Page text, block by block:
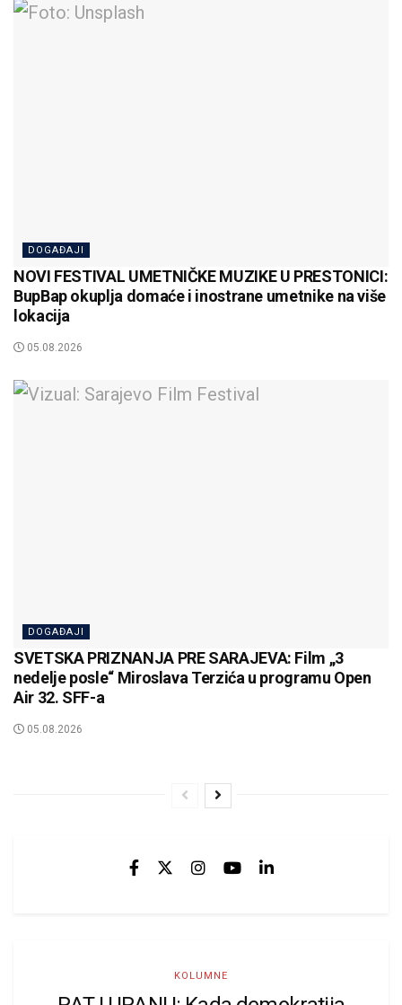
DOGAĐAJI
NOVI FESTIVAL UMETNIČKE MUZIKE U PRESTONICI:
BupBap okuplja domaće i inostrane umetnike na više
lokacija
05.08.2026
DOGAĐAJI
SVETSKA PRIZNANJA PRE SARAJEVA: Film „3
nedelje posle“ Miroslava Terzića u programu Open
Air 32. SFF-a
05.08.2026
KOLUMNE